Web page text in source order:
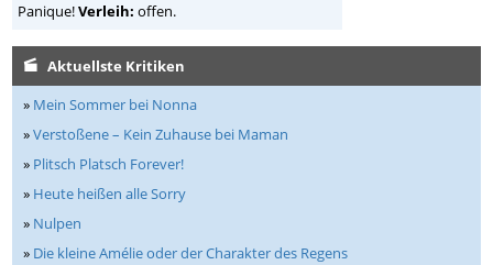
Panique!Verleih: offen.
Aktuellste Kritiken
» Mein Sommer bei Nonna
»Verstoßene – Kein Zuhause bei Maman
» Plitsch Platsch Forever!
» Heute heißen alle Sorry
» Nulpen
» Die kleine Amélie oder der Charakter des Regens